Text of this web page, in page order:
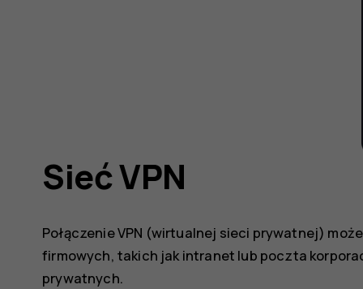
Sieć VPN
Połączenie VPN (wirtualnej sieci prywatnej)
firmowych, takich jak intranet lub poczta
prywatnych.